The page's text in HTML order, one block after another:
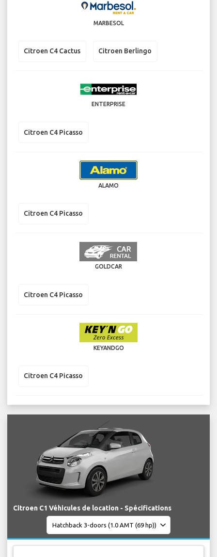
MARBESOL
Citroen C4 Cactus Citroen Berlingo
ENTERPRISE
Citroen C4 Picasso
ALAMO
Citroen C4 Picasso
GOLDCAR
Citroen C4 Picasso
KEYANDGO
Citroen C4 Picasso
Citroen C1 Véhicules de location - Spécifications